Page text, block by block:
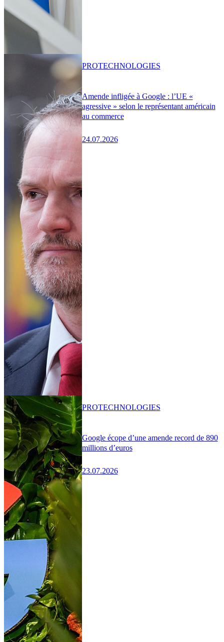
Amende infligée à Google : l’UE «
agressive » selon le représentant américain
au commerce
24.07.2026
PROTECHNOLOGIES
Google écope d’une amende record de 890
millions d’euros
23.07.2026
PROTECHNOLOGIES